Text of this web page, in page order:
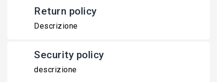
Return policy
Descrizione
Security policy
descrizione